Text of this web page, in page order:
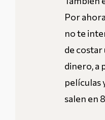
Por
no te
de costar
dinero, a
películas
salen en